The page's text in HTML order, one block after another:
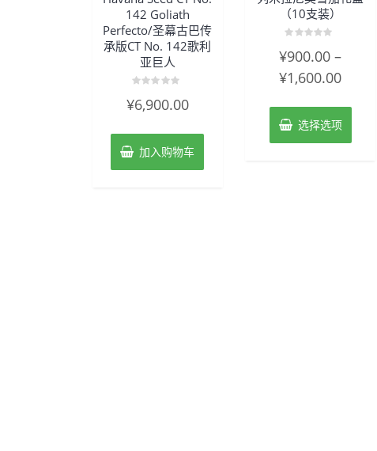
142 Goliath
Perfecto/圣幕古巴传
承版CT No. 142歌利
亚巨人
分
5
¥6,900.00
加入购物车
（10支装）
分
&sol;
5
¥900.00 –
¥1,600.00
选择选项